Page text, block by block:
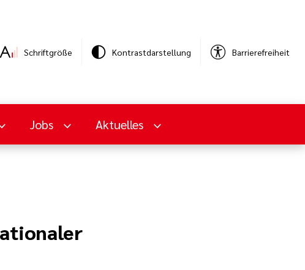
Schriftgröße Kontrastdarstellung Barrierefreiheit
Jobs Aktuelles